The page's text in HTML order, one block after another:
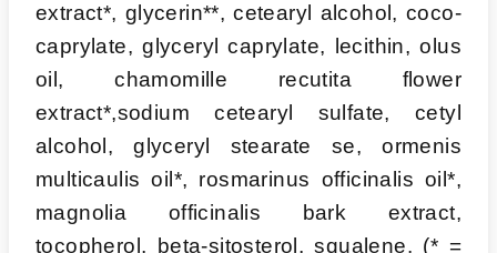
extract*, glycerin**, cetearyl alcohol, coco-
caprylate, glyceryl caprylate, lecithin, olus
oil, chamomille recutita flower
extract*,sodium cetearyl sulfate, cetyl
alcohol, glyceryl stearate se, ormenis
multicaulis oil*, rosmarinus officinalis oil*,
magnolia officinalis bark extract,
tocopherol, beta-sitosterol, squalene. (* =